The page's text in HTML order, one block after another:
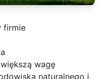
firmie
wagę
naturalnego i